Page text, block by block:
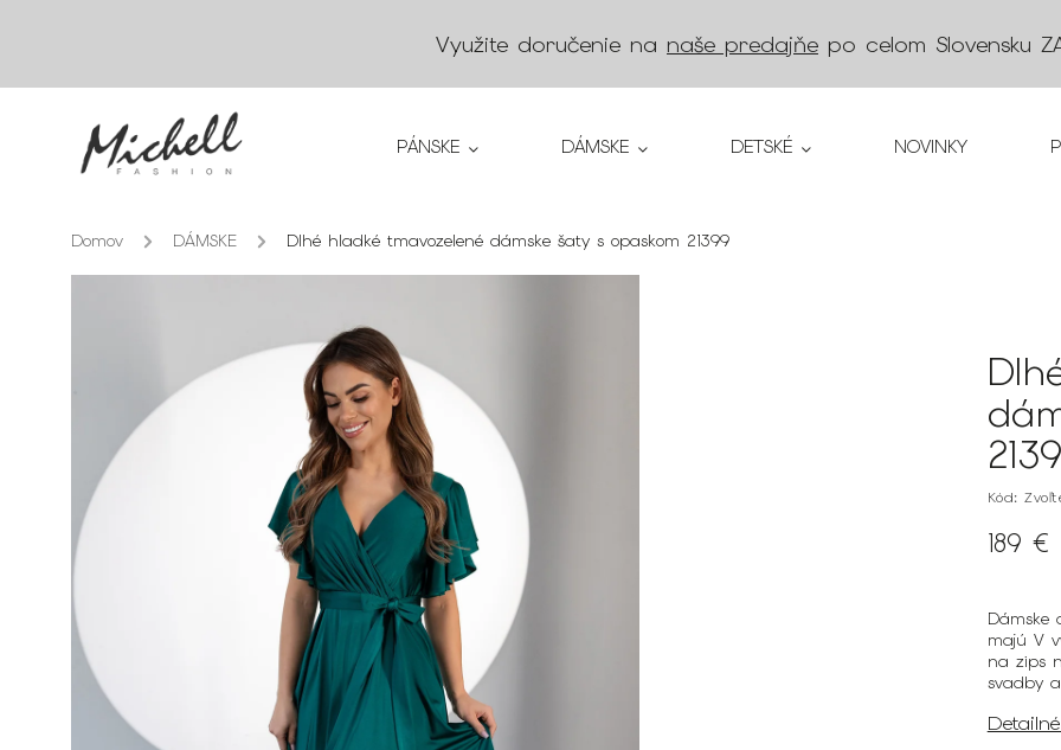
Využite doručenie na naše predajňe po celom Slovensku
PÁNSKE DÁMSKE DETSKÉ NOVINKY
Domov / DÁMSKE / Dlhé hladké tmavozelené dámske šaty s opaskom 21399
Kód:
189 €
Dámske
majú V
na zips
svadby